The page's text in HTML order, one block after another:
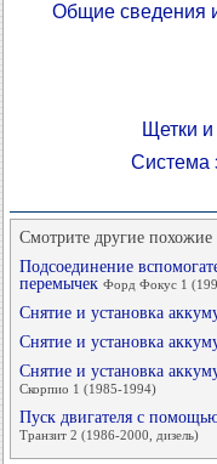
Общие сведения
Щетки
Система
Смотрите другие похожие
Подсоединение
перемычек Форд Фокус 1
Снятие и установка
Снятие и установка
Снятие и установка
Скорпио 1 (1985-1994)
Пуск двигателя с
Транзит 2 (1986-2000, дизель)